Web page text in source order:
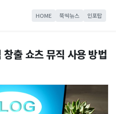
HOME 뚝딱뉴스 인포탑
출 쇼츠 뮤직 사용 방법